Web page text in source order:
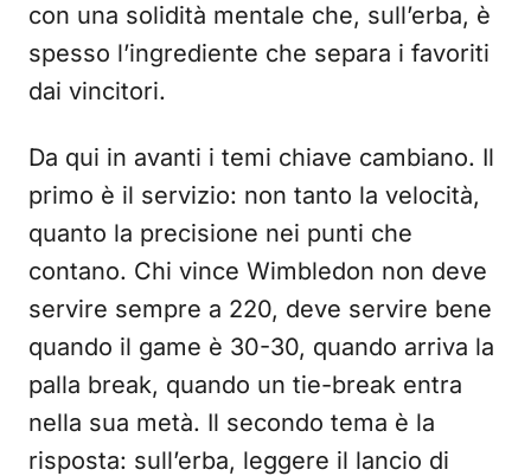
con una solidità mentale che, sull’erba, è
spesso l’ingrediente che separa i favoriti
dai vincitori.
Da qui in avanti i temi chiave cambiano. Il
primo è il servizio: non tanto la velocità,
quanto la precisione nei punti che
contano. Chi vince Wimbledon non deve
servire sempre a 220, deve servire bene
quando il game è 30-30, quando arriva la
palla break, quando un tie-break entra
nella sua metà. Il secondo tema è la
risposta: sull’erba, leggere il lancio di